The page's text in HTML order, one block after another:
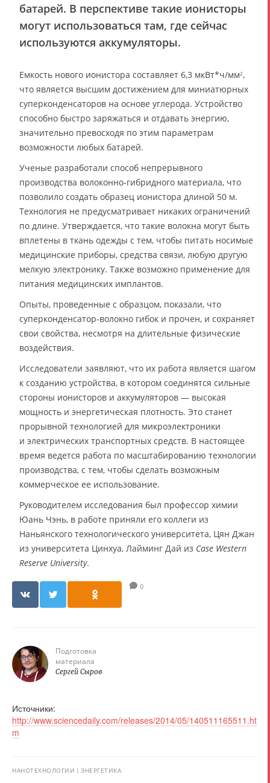
батарей. В перспективе такие ионисторы
могут использоваться там, где сейчас
используются аккумуляторы.
Емкость нового ионистора составляет 6,3 мкВт*ч/мм2,
что является высшим достижением для миниатюрных
суперконденсаторов на основе углерода. Устройство
способно быстро заряжаться и отдавать энергию,
значительно превосходя по этим параметрам
возможности любых батарей.
Ученые разработали способ непрерывного
производства волоконно-гибридного материала, что
позволило создать образец ионистора длиной 50 м.
Технология не предусматривает никаких ограничений
по длине. Утверждается, что такие волокна могут быть
вплетены в ткань одежды с тем, чтобы питать носимые
медицинские приборы, средства связи, любую другую
мелкую электронику. Также возможно применение для
питания медицинских имплантов.
Опыты, проведенные с образцом, показали, что
суперконденсатор-волокно гибок и прочен, и сохраняет
свои свойства, несмотря на длительные физические
воздействия.
Исследователи заявляют, что их работа является шагом
к созданию устройства, в котором соединятся сильные
стороны ионисторов и аккумуляторов — высокая
мощность и энергетическая плотность. Это станет
прорывной технологией для микроэлектроники
и электрических транспортных средств. В настоящее
время ведется работа по масштабированию технологии
производства, с тем, чтобы сделать возможным
коммерческое ее использование.
Руководителем исследования был профессор химии
Юань Чэнь, в работе приняли его коллеги из
Наньянского технологического университета, Цян Джан
из университета Цинхуа, Лайминг Дай из Case Western
Reserve University.
0
Подготовка
материала
Сергей Сыров
Источники:
http://www.sciencedaily.com/releases/2014/05/140511165511.ht
m
НАНОТЕХНОЛОГИИ ЭНЕРГЕТИКА